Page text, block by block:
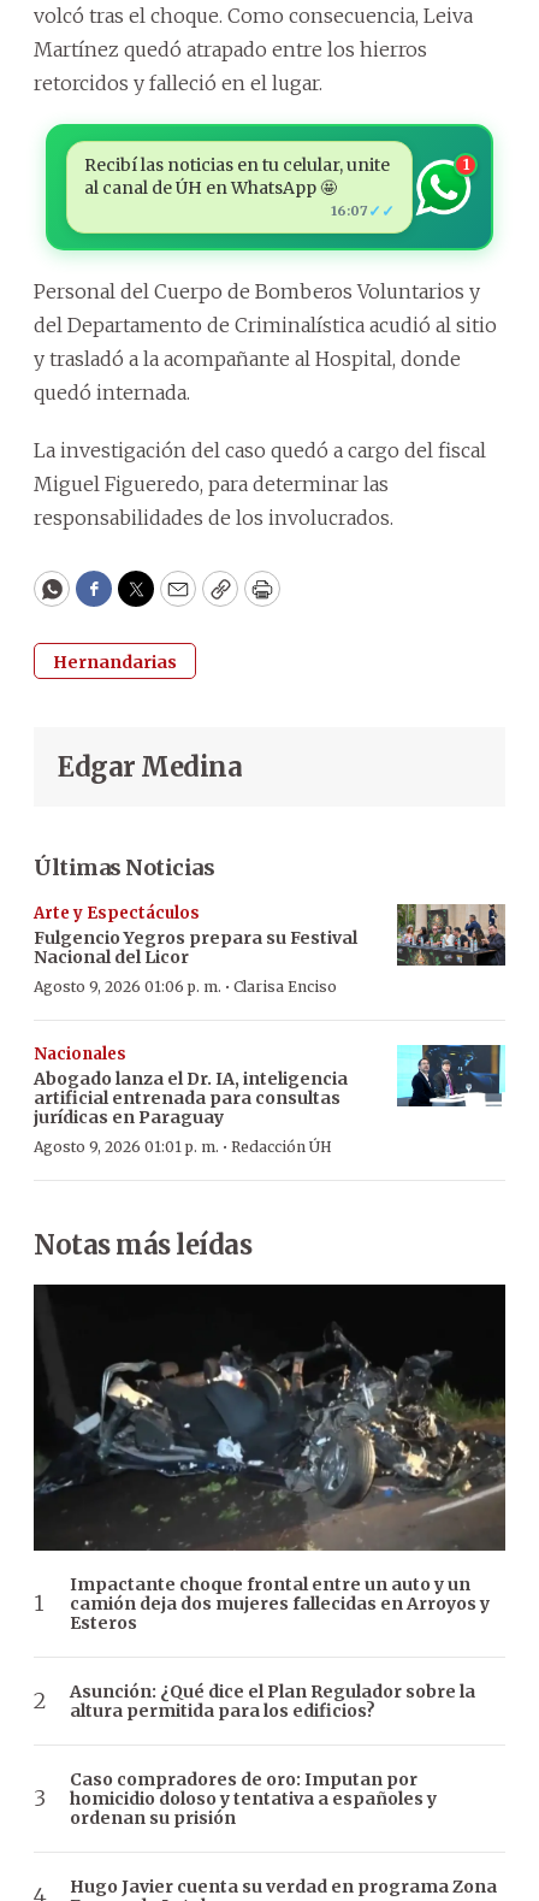
volcó tras el choque. Como consecuencia, Leiva
Martínez quedó atrapado entre los hierros
retorcidos y falleció en el lugar.
Recibí las noticias en tu celular, unite
al canal de ÚH en WhatsApp 🤩
16:07 ✓✓
1
Personal del Cuerpo de Bomberos Voluntarios y
del Departamento de Criminalística acudió al sitio
y trasladó a la acompañante al Hospital, donde
quedó internada.
La investigación del caso quedó a cargo del fiscal
Miguel Figueredo, para determinar las
responsabilidades de los involucrados.
WhatsApp
Facebook
Twitter
EmailCopyPrint
Hernandarias
Edgar Medina
Últimas Noticias
Arte y Espectáculos
Fulgencio Yegros prepara su Festival
Nacional del Licor
Agosto 9, 2026 01:06 p. m. · Clarisa Enciso
Nacionales
Abogado lanza el Dr. IA, inteligencia
artificial entrenada para consultas
jurídicas en Paraguay
Agosto 9, 2026 01:01 p. m. · Redacción ÚH
Notas más leídas
Impactante choque frontal entre un auto y un
camión deja dos mujeres fallecidas en Arroyos y
Esteros
Asunción: ¿Qué dice el Plan Regulador sobre la
altura permitida para los edificios?
Caso compradores de oro: Imputan por
homicidio doloso y tentativa a españoles y
ordenan su prisión
Hugo Javier cuenta su verdad en programa Zona